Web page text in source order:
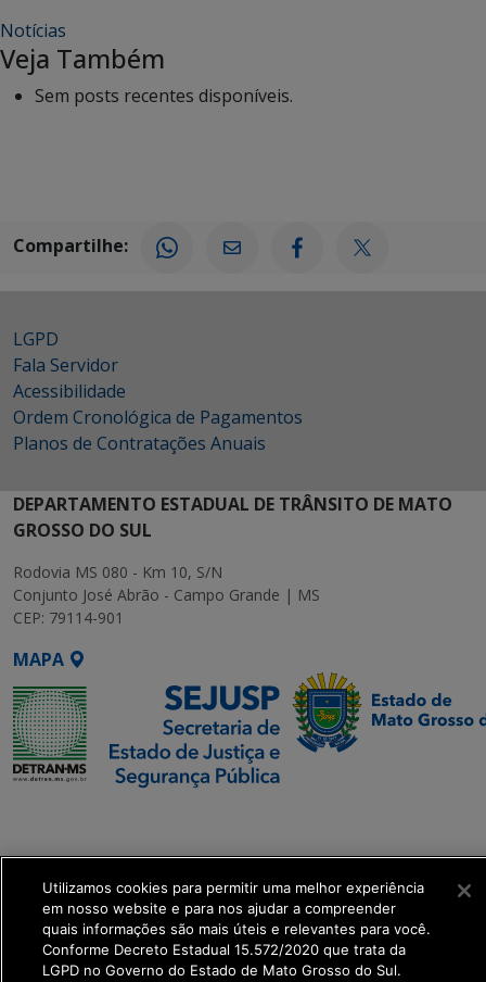
Notícias
Veja Também
Sem posts recentes disponíveis.
Compartilhe:
LGPD
Fala Servidor
Acessibilidade
Ordem Cronológica de Pagamentos
Planos de Contratações Anuais
DEPARTAMENTO ESTADUAL DE TRÂNSITO DE MATO
GROSSO DO SUL
Rodovia MS 080 - Km 10, S/N
Conjunto José Abrão - Campo Grande | MS
CEP: 79114-901
MAPA
get_footer();
Utilizamos cookies para permitir uma melhor experiência
em nosso website e para nos ajudar a compreender
quais informações são mais úteis e relevantes para você.
Conforme Decreto Estadual 15.572/2020 que trata da
LGPD no Governo do Estado de Mato Grosso do Sul.